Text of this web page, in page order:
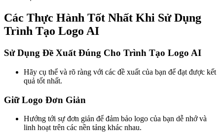
Các Thực Hành Tốt Nhất Khi Sử Dụng
Trình Tạo Logo AI
Sử Dụng Đề Xuất Đúng Cho Trình Tạo Logo AI
Hãy cụ thể và rõ ràng với các đề xuất của bạn để đạt được kết
quả tốt nhất.
Giữ Logo Đơn Giản
Hướng tới sự đơn giản để đảm bảo logo của bạn dễ nhớ và
linh hoạt trên các nền tảng khác nhau.